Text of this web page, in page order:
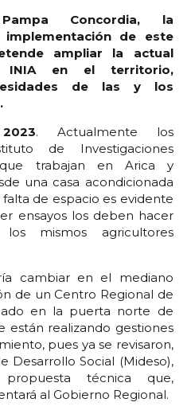
Concordia, la
implementación de este
ampliar la actual
INIA en el territorio,
de las y los
. Actualmente los
de Investigaciones
que trabajan en Arica y
una casa acondicionada
de espacio es evidente
ensayos los deben hacer
mismos agricultores
cambiar en el mediano
de un Centro Regional de
en la puerta norte de
están realizando gestiones
pues ya se revisaron,
Desarrollo Social (Mideso),
técnica que,
al Gobierno Regional.